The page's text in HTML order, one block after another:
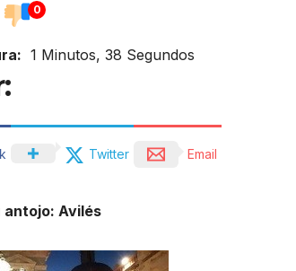
0
1 Minutos, 38 Segundos
Twitter Email
Avilés